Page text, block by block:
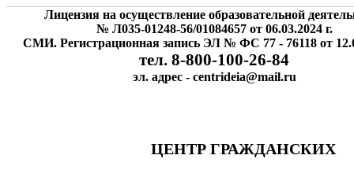
Лицензия на осуществление образовательной
№ Л035-01248-56/01084657 от 06.03.2024 г.
СМИ. Регистрационная запись ЭЛ № ФС 77 - 76118 от
тел. 8-800-100-26-84
эл. адрес - centrideia@mail.ru
ЦЕНТР